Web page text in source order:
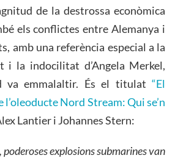
de la destrossa econòmica
els conflictes entre Alemanya i
amb una referència especial a la
i la indocilitat d’Angela Merkel,
va emmalaltir. És el titulat“El
l’oleoducte Nord Stream: Qui se’n
Lantier i Johannes Stern:
poderoses explosions submarines van